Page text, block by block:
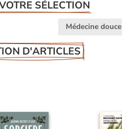
SÉLECTION
Médecine douce
D'ARTICLES